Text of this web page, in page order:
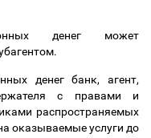
денег может
денег банк, агент,
с правами и
распространяемых
оказываемые услуги до